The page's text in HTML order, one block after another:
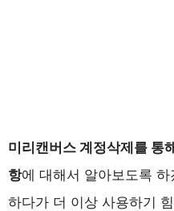
미리캔버스 계정삭제를 통
항에 대해서 알아보도록
하다가 더 이상 사용하기